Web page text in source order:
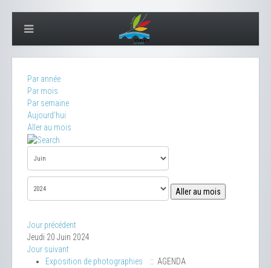
Par année
Par mois
Par semaine
Aujourd'hui
Aller au mois
Aller au mois
Jour précédent
Jeudi 20 Juin 2024
Jour suivant
Exposition de photographies
:: AGENDA